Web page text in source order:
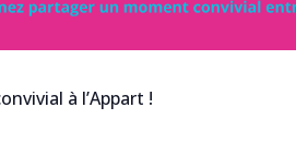
à l’Appart !